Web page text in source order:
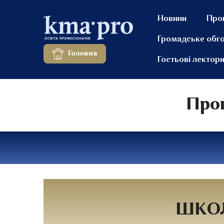
Головна
Новини
Громадське
Гостьові